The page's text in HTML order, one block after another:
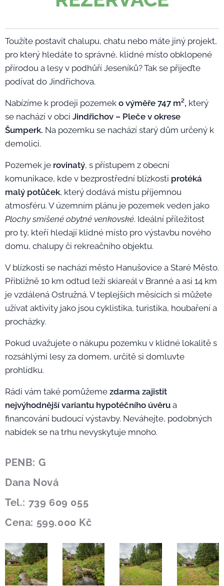
Toužíte postavit chalupu, chatu nebo máte jiný projekt,
pro který hledáte to správné, klidné místo obklopené
přírodou a lesy v podhůří Jeseníků? Tak se přijeďte
podívat do Jindřichova.
Nabízíme k prodeji pozemek o výměře 747 m², který
se nachází v obci Jindřichov – Pleče v okrese
Šumperk. Na pozemku se nachází starý dům určený k
demolici.
Pozemek je rovinatý, s přístupem z obecní
komunikace, kde v bezprostřední blízkosti protéká
malý potůček, který dodává místu příjemnou
atmosféru. V územním plánu je pozemek veden jako
Plochy smíšené obytné venkovské. Ideální příležitost
pro ty, kteří hledají klidné místo pro výstavbu nového
domu, chalupy či rekreačního objektu.
V blízkosti se nachází město Hanušovice a Staré Město.
Přibližně 10 km odtud leží skiareál v Branné a asi 14 km
je vzdálená Ostružná. V teplejších měsících si můžete
užívat aktivity jako jsou cyklistika, turistika, houbaření a
procházky.
Pokud uvažujete o nákupu pozemku v klidné lokalitě s
rozsáhlými lesy za domem, určitě si domluvte
prohlídku.
Rádi vám také pomůžeme zdarma zajistit
nejvýhodnější variantu hypotéčního úvěru a
financování budoucí výstavby. Neváhejte, podobných
nabídek se na trhu nevyskytuje mnoho.
PENB: G
Dana Nová
Tel.: 739 609 055
Cena: 599.000 Kč